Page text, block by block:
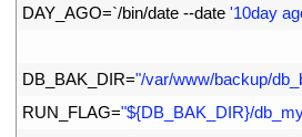
DAY_AGO=`/bin/date --date '10day
DB_BAK_DIR="/var/www/backup/
RUN_FLAG="${DB_BAK_DIR}/